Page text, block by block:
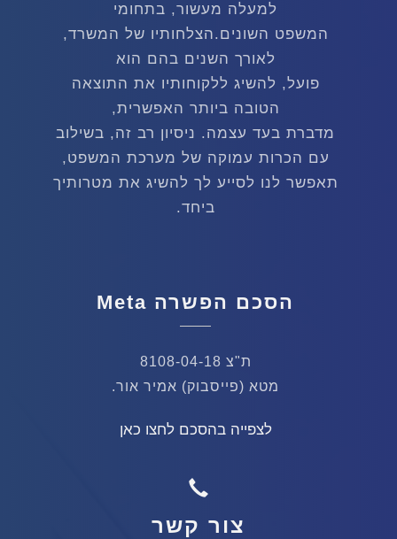
למעלה מעשור, בתחומי
המשפט השונים.הצלחותיו של המשרד,
לאורך השנים בהם הוא
פועל, להשיג ללקוחותיו את התוצאה
הטובה ביותר האפשרית,
מדברת בעד עצמה. ניסיון רב זה, בשילוב
עם הכרות עמוקה של מערכת המשפט,
תאפשר לנו לסייע לך להשיג את מטרותיך
ביחד.
הסכם הפשרה Meta
ת"צ 8108-04-18
מטא (פייסבוק) אמיר אור.
לצפייה בהסכם לחצו כאן
צור קשר